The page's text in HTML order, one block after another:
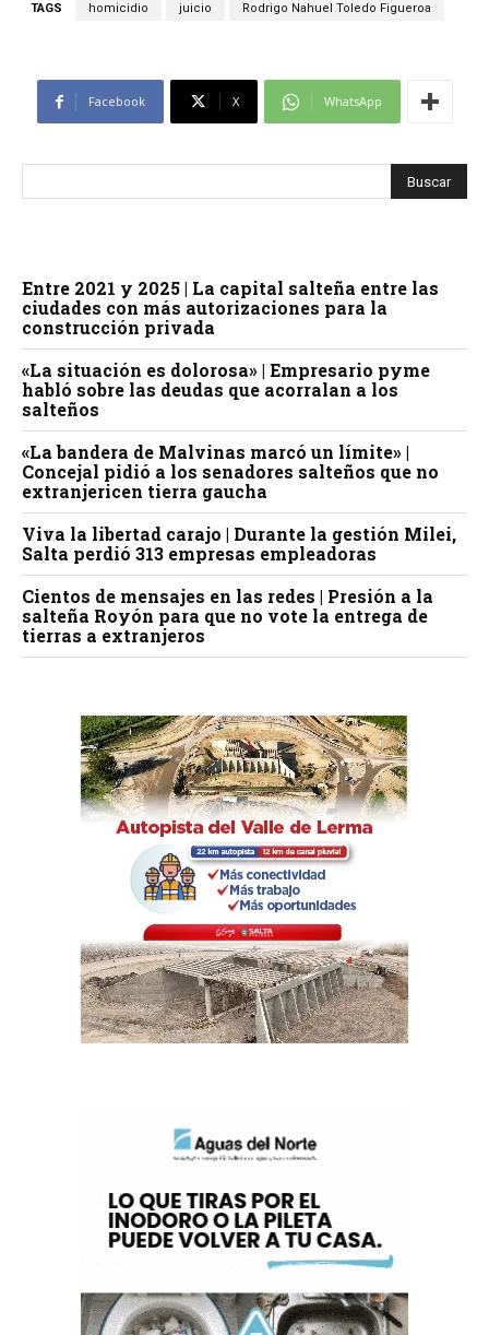
TAGS homicidio juicio Rodrigo Nahuel Toledo Figueroa
Facebook X WhatsApp
Entre 2021 y 2025 | La capital salteña entre las
ciudades con más autorizaciones para la
construcción privada
«La situación es dolorosa» | Empresario pyme
habló sobre las deudas que acorralan a los
salteños
«La bandera de Malvinas marcó un límite» |
Concejal pidió a los senadores salteños que no
extranjericen tierra gaucha
Viva la libertad carajo | Durante la gestión Milei,
Salta perdió 313 empresas empleadoras
Cientos de mensajes en las redes | Presión a la
salteña Royón para que no vote la entrega de
tierras a extranjeros